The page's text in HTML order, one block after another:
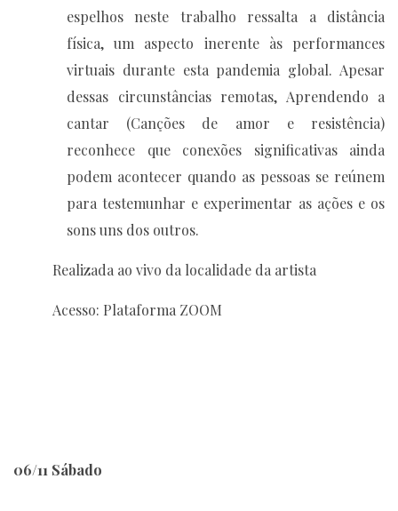
espelhos neste trabalho ressalta a distância
física, um aspecto inerente às performances
virtuais durante esta pandemia global. Apesar
dessas circunstâncias remotas, Aprendendo a
cantar (Canções de amor e resistência)
reconhece que conexões significativas ainda
podem acontecer quando as pessoas se reúnem
para testemunhar e experimentar as ações e os
sons uns dos outros.
Realizada ao vivo da localidade da artista
Acesso: Plataforma ZOOM
06/11 Sábado